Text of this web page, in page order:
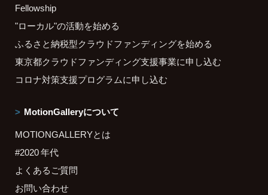
Fellowship
"ローカル"の活動を始める
ふるさと納税型クラウドファンディングを始める
東京都クラウドファンディング支援事業に申し込む
コロナ対策支援プログラムに申し込む
MotionGalleryについて
MOTIONGALLERYとは
#2020 年代
よくあるご質問
お問い合わせ